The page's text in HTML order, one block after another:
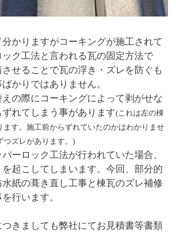
かりますがコーキングが施工されて
ク工法と言われる瓦の固定方法で
せることで瓦の浮き・ズレを防ぐも
かりではありません。
えの際にコーキングによって剥がせな
れてしまう事があります(これは左の棟
ます。施工前からずれていたのかはわかりませ
つズレがあります。)
ーロック工法が行われていた場合、
起こしてしまいます。今回、部分的
紙の葺き直し工事と棟瓦のズレ補修
行います。
きましても弊社にてお見積書等書類